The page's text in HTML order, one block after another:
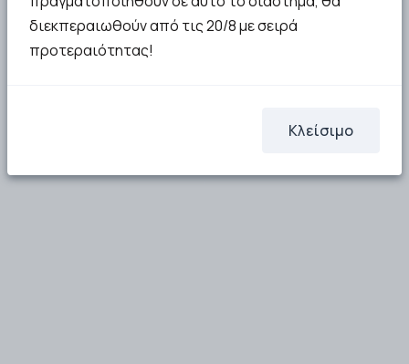
διεκπεραιωθούν από τις 20/8 με σειρά
προτεραιότητας!
Κλείσιμο